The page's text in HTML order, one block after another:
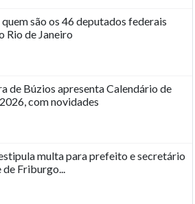
quem são os 46 deputados federais
Rio de Janeiro
de Búzios apresenta Calendário de
com novidades
multa para prefeito e secretário
de Friburgo...